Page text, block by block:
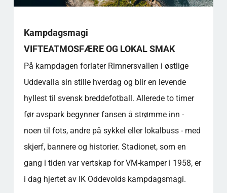
Kampdagsmagi
VIFTEATMOSFÆRE OG LOKAL SMAK
På kampdagen forlater Rimnersvallen i østlige
Uddevalla sin stille hverdag og blir en levende
hyllest til svensk breddefotball. Allerede to timer
før avspark begynner fansen å strømme inn -
noen til fots, andre på sykkel eller lokalbuss - med
skjerf, bannere og historier. Stadionet, som en
gang i tiden var vertskap for VM-kamper i 1958, er
i dag hjertet av IK Oddevolds kampdagsmagi.